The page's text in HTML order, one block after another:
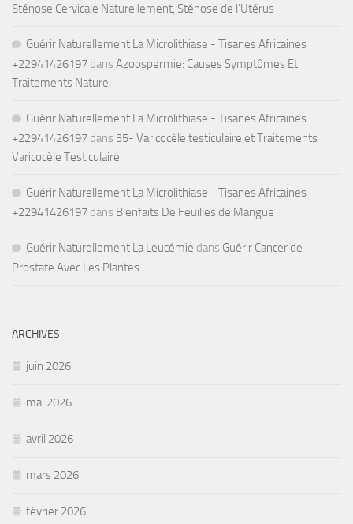
Sténose Cervicale Naturellement, Sténose de l’Utérus
Guérir Naturellement La Microlithiase - Tisanes Africaines
+22941426197 dans Azoospermie: Causes Symptômes Et
Traitements Naturel
Guérir Naturellement La Microlithiase - Tisanes Africaines
+22941426197 dans 35- Varicocèle testiculaire et Traitements
Varicocèle Testiculaire
Guérir Naturellement La Microlithiase - Tisanes Africaines
+22941426197 dans Bienfaits De Feuilles de Mangue
Guérir Naturellement La Leucémie dans Guérir Cancer de
Prostate Avec Les Plantes
ARCHIVES
juin 2026
mai 2026
avril 2026
mars 2026
février 2026